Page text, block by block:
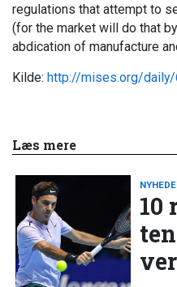
regulations that attempt to
(for the market will do that
abdication of manufacture
Kilde: http://mises.org/daily/
Læs mere
10